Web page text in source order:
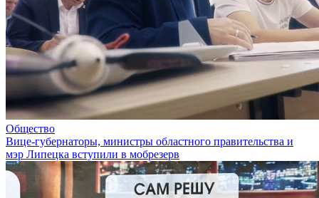
Общество
Вице-губернаторы, министры областного правительства и
мэр Липецка вступили в мобрезерв